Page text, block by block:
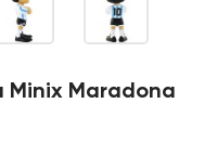
Minix Maradona